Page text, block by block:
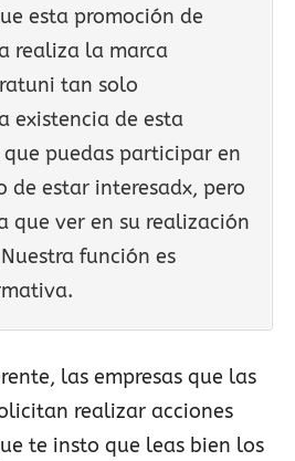
esta promoción de
realiza la marca
tan solo
existencia de esta
puedas participar en
de estar interesadx, pero
que ver en su realización
función es
las empresas que las
realizar acciones
te insto que leas bien los